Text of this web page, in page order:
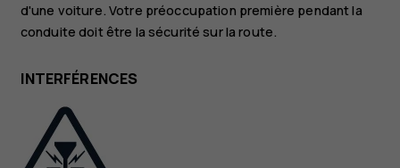
d'une voiture. Votre préoccupation première pendant la
conduite doit être la sécurité sur la route.
INTERFÉRENCES